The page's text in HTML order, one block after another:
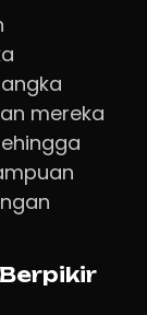
mereka